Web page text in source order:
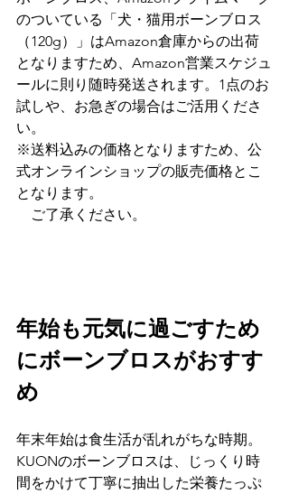
のついている「犬・猫用ボーンブロス
（120g）」はAmazon倉庫からの出荷
となりますため、Amazon営業スケジュ
ールに則り随時発送されます。1点のお
試しや、お急ぎの場合はご活用くださ
い。
※送料込みの価格となりますため、公
式オンラインショップの販売価格とこ
となります。
ご了承ください。
年始も元気に過ごすため
にボーンブロスがおすす
め
年末年始は食生活が乱れがちな時期。
KUONのボーンブロスは、じっくり時
間をかけて丁寧に抽出した栄養たっぷ